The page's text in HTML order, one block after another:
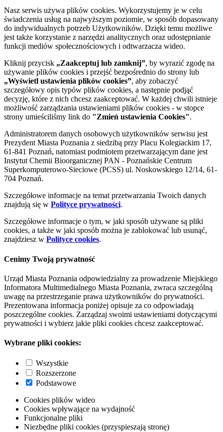
Nasz serwis używa plików cookies. Wykorzystujemy je w celu
świadczenia usług na najwyższym poziomie, w sposób dopasowany
do indywidualnych potrzeb Użytkowników. Dzięki temu możliwe
jest także korzystanie z narzędzi analitycznych oraz udostępnianie
funkcji mediów społecznościowych i odtwarzacza wideo.
Kliknij przycisk „Zaakceptuj lub zamknij”, by wyrazić zgodę na
używanie plików cookies i przejść bezpośrednio do strony lub
„Wyświetl ustawienia plików cookies”, aby zobaczyć
szczegółowy opis typów plików cookies, a następnie podjąć
decyzję, które z nich chcesz zaakceptować. W każdej chwili istnieje
możliwość zarządzania ustawieniami plików cookies - w stopce
strony umieściliśmy link do "Zmień ustawienia Cookies".
Administratorem danych osobowych użytkowników serwisu jest
Prezydent Miasta Poznania z siedzibą przy Placu Kolegiackim 17,
61-841 Poznań, natomiast podmiotem przetwarzającym dane jest
Instytut Chemii Bioorganicznej PAN - Poznańskie Centrum
Superkomputerowo-Sieciowe (PCSS) ul. Noskowskiego 12/14, 61-
704 Poznań.
Szczegółowe informacje na temat przetwarzania Twoich danych
znajdują się w Polityce prywatności.
Szczegółowe informacje o tym, w jaki sposób używane są pliki
cookies, a także w jaki sposób można je zablokować lub usunąć,
znajdziesz w Polityce cookies.
Cenimy Twoją prywatność
Urząd Miasta Poznania odpowiedzialny za prowadzenie Miejskiego
Informatora Multimedialnego Miasta Poznania, zwraca szczególną
uwagę na przestrzeganie prawa użytkowników do prywatności.
Prezentowana informacja poniżej opisuje za co odpowiadają
poszczególne cookies. Zarządzaj swoimi ustawieniami dotyczącymi
prywatności i wybierz jakie pliki cookies chcesz zaakceptować.
Wybrane pliki cookies:
Wszystkie
Rozszerzone
Podstawowe
Cookies plików wideo
Cookies wpływające na wydajność
Funkcjonalne pliki
Niezbędne pliki cookies (przyspieszają stronę)